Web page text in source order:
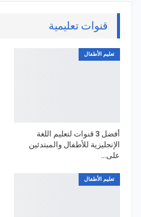
قنوات تعليمية
تعليم الأطفال
أفضل 3 قنوات لتعليم اللغة
الإنجليزية للأطفال والمبتدئين
على…
تعليم الأطفال